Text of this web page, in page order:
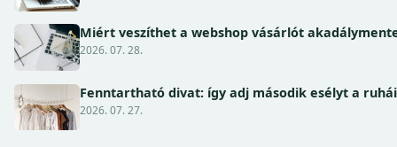
Miért veszíthet a webshop vásárlót
2026. 07. 28.
Fenntartható divat: így adj második esélyt a
2026. 07. 27.